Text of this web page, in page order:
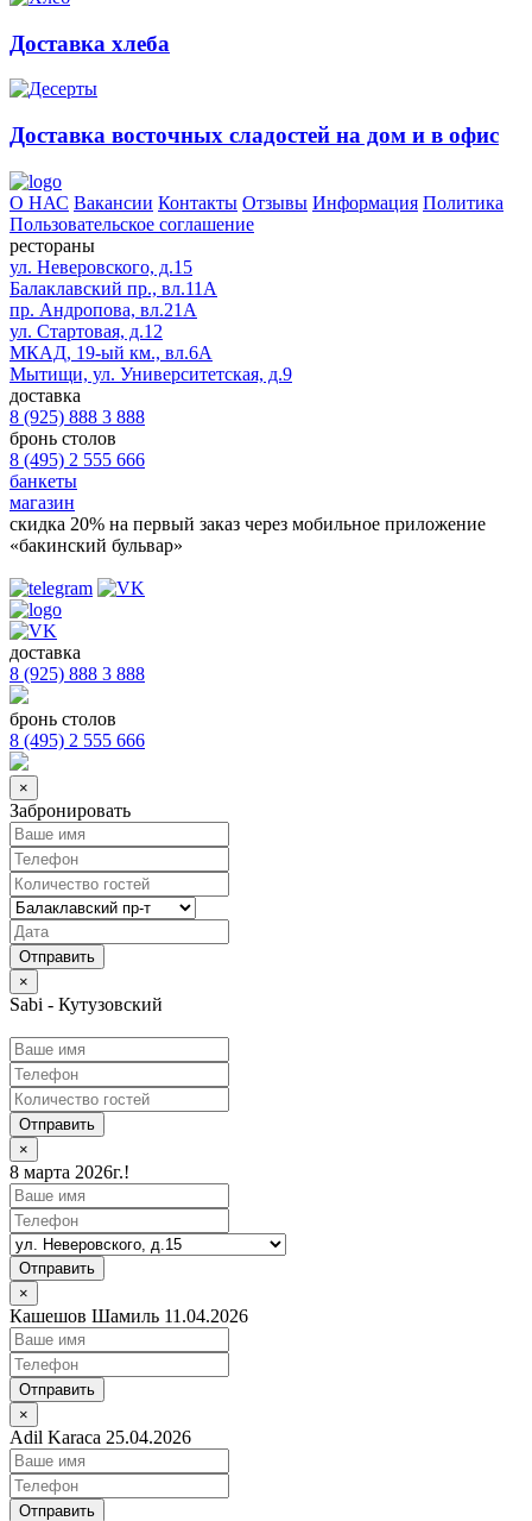
Доставка хлеба
Доставка восточных сладостей на дом и в офис
О НАС Вакансии Контакты Отзывы Информация Политика
Пользовательское соглашение
рестораны
ул. Неверовского, д.15
Балаклавский пр., вл.11А
пр. Андропова, вл.21А
ул. Стартовая, д.12
МКАД, 19-ый км., вл.6А
Мытищи, ул. Университетская, д.9
доставка
8 (925) 888 3 888
бронь столов
8 (495) 2 555 666
банкеты
магазин
скидка 20% на первый заказ через мобильное приложение
«бакинский бульвар»
доставка
8 (925) 888 3 888
бронь столов
8 (495) 2 555 666
×
Забронировать
×
Sabi - Кутузовский
Отправить
×
8 марта 2026г.!
Отправить
×
Кашешов Шамиль 11.04.2026
Отправить
×
Adil Karaca 25.04.2026
Отправить